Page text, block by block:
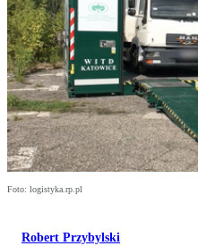
Foto: logistyka.rp.pl
Robert Przybylski